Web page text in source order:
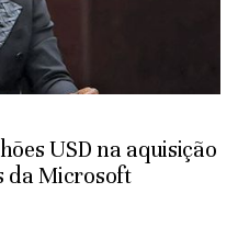
USD na aquisição
da Microsoft